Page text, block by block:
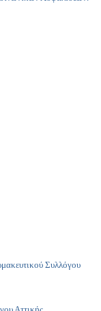
Συλλόγου